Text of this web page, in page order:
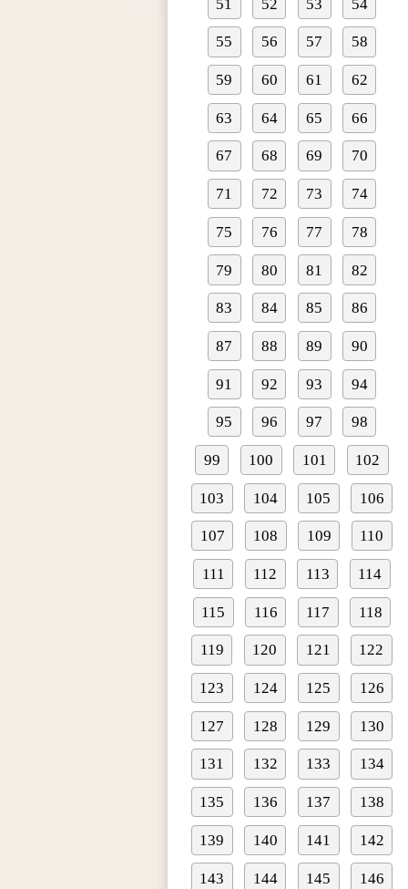
51 52 53 54
55 56 57 58
59 60 61 62
63 64 65 66
67 68 69 70
71 72 73 74
75 76 77 78
79 80 81 82
83 84 85 86
87 88 89 90
91 92 93 94
95 96 97 98
99 100 101 102
103 104 105 106
107 108 109 110
111 112 113 114
115 116 117 118
119 120 121 122
123 124 125 126
127 128 129 130
131 132 133 134
135 136 137 138
139 140 141 142
143 144 145 146